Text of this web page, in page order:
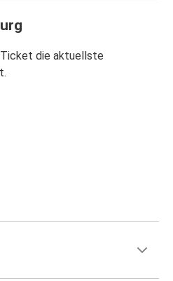
die aktuellste